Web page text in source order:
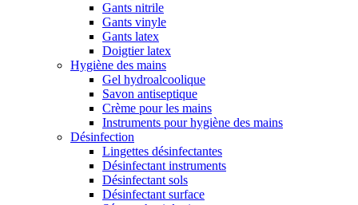
Gants nitrile
Gants vinyle
Gants latex
Doigtier latex
Hygiène des mains
Gel hydroalcoolique
Savon antiseptique
Crème pour les mains
Instruments pour hygiène des mains
Désinfection
Lingettes désinfectantes
Désinfectant instruments
Désinfectant sols
Désinfectant surface